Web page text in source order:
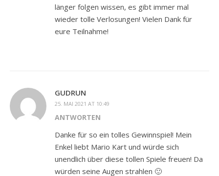
länger folgen wissen, es gibt immer mal
wieder tolle Verlosungen! Vielen Dank für
eure Teilnahme!
GUDRUN
25. MAI 2021 AT 10:49
ANTWORTEN
Danke für so ein tolles Gewinnspiel! Mein
Enkel liebt Mario Kart und würde sich
unendlich über diese tollen Spiele freuen! Da
würden seine Augen strahlen 🙂